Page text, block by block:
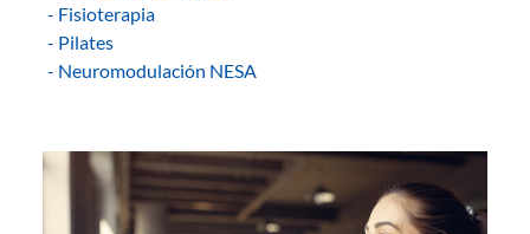
- Fisioterapia
- Pilates
- Neuromodulación NESA